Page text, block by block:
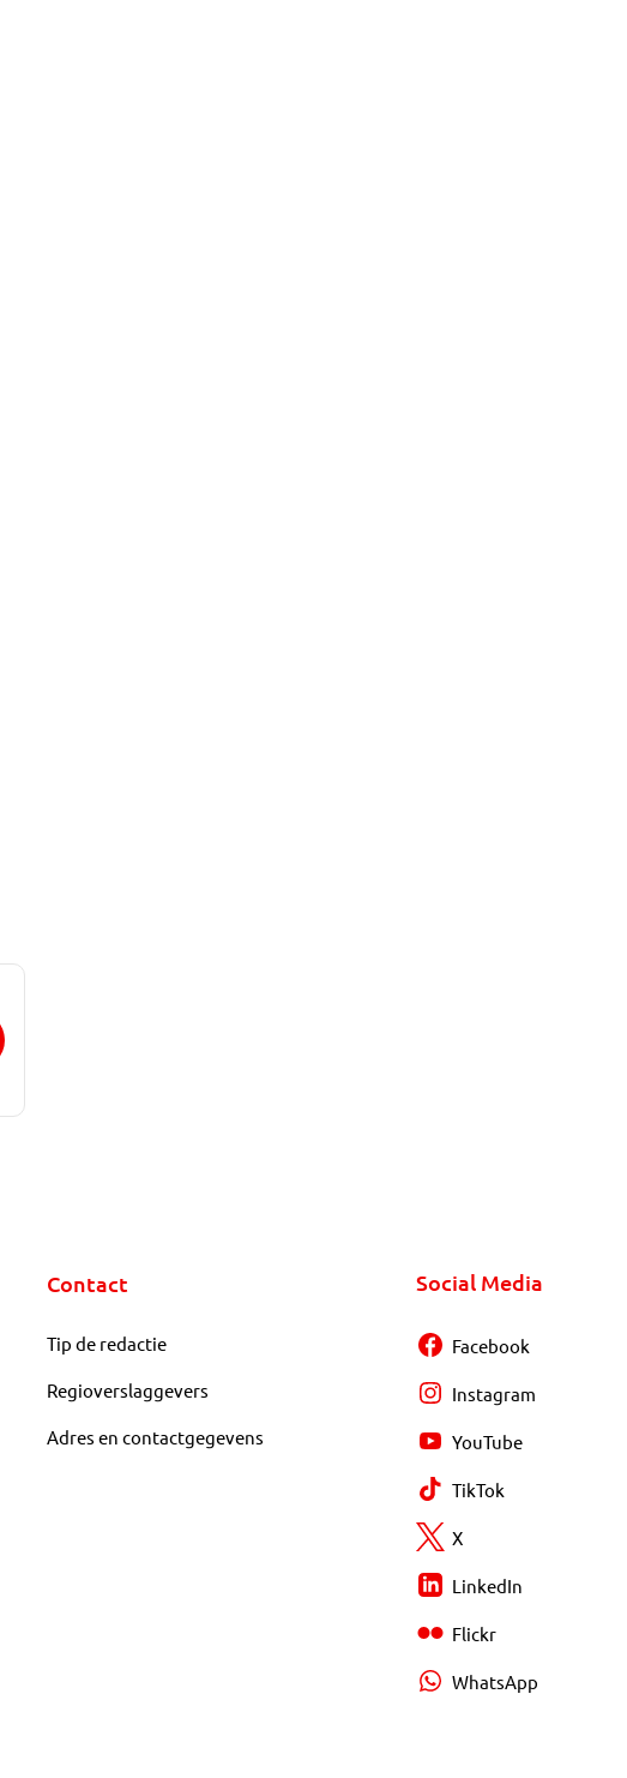
Contact
Tip de redactie
Regioverslaggevers
Adres en contactgegevens
Social Media
Facebook
Instagram
YouTube
TikTok
X
LinkedIn
Flickr
WhatsApp